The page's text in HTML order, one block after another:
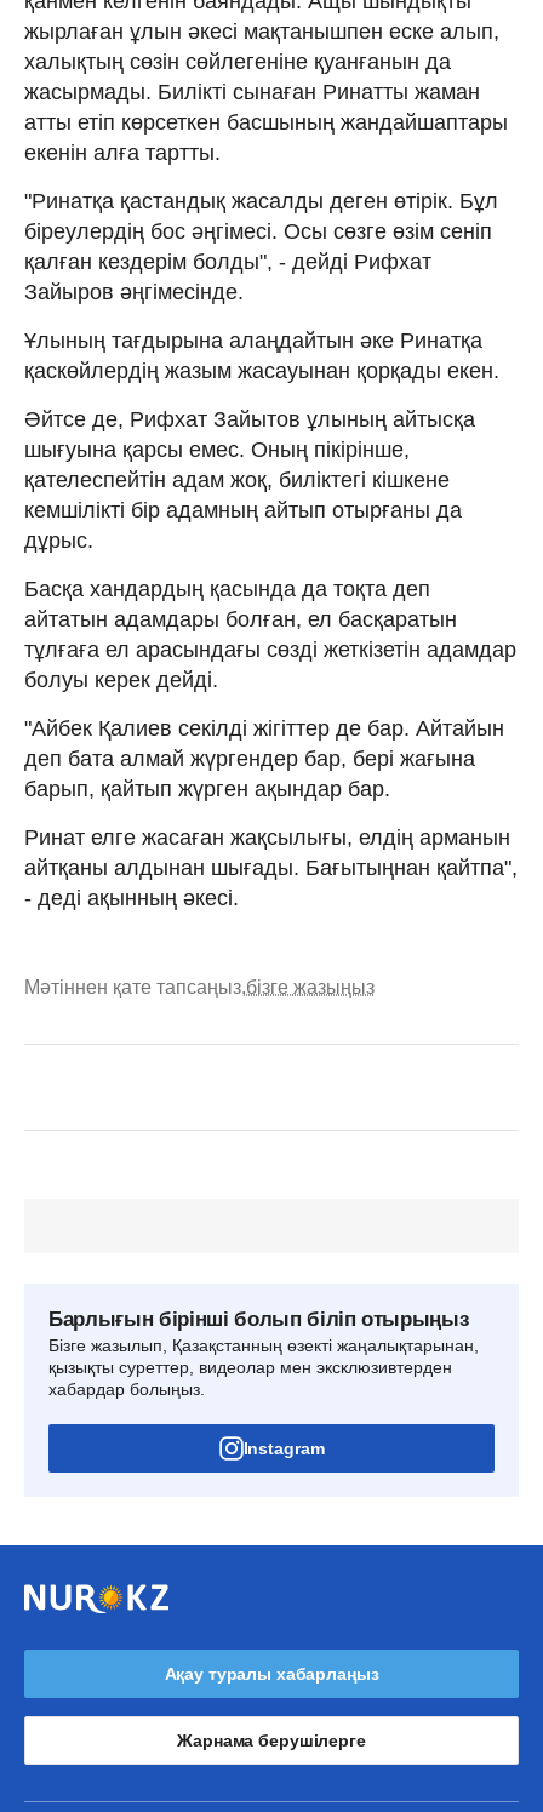
жырлаған ұлын әкесі мақтанышпен еске алып,
халықтың сөзін сөйлегеніне қуанғанын да
жасырмады. Билікті сынаған Ринатты жаман
атты етіп көрсеткен басшының жандайшаптары
екенін алға тартты.
"Ринатқа қастандық жасалды деген өтірік. Бұл
біреулердің бос әңгімесі. Осы сөзге өзім сеніп
қалған кездерім болды", - дейді Рифхат
Зайыров әңгімесінде.
Ұлының тағдырына алаңдайтын әке Ринатқа
қаскөйлердің жазым жасауынан қорқады екен.
Әйтсе де, Рифхат Зайытов ұлының айтысқа
шығуына қарсы емес. Оның пікірінше,
қателеспейтін адам жоқ, биліктегі кішкене
кемшілікті бір адамның айтып отырғаны да
дұрыс.
Басқа хандардың қасында да тоқта деп
айтатын адамдары болған, ел басқаратын
тұлғаға ел арасындағы сөзді жеткізетін адамдар
болуы керек дейді.
"Айбек Қалиев секілді жігіттер де бар. Айтайын
деп бата алмай жүргендер бар, бері жағына
барып, қайтып жүрген ақындар бар.
Ринат елге жасаған жақсылығы, елдің арманын
айтқаны алдынан шығады. Бағытыңнан қайтпа",
- деді ақынның әкесі.
Мәтіннен қате тапсаңыз,бізге жазыңыз
Барлығын бірінші болып біліп отырыңыз
Бізге жазылып, Қазақстанның өзекті жаңалықтарынан,
қызықты суреттер, видеолар мен эксклюзивтерден
хабардар болыңыз.
Instagram
Ақау туралы хабарлаңыз
Жарнама берушілерге